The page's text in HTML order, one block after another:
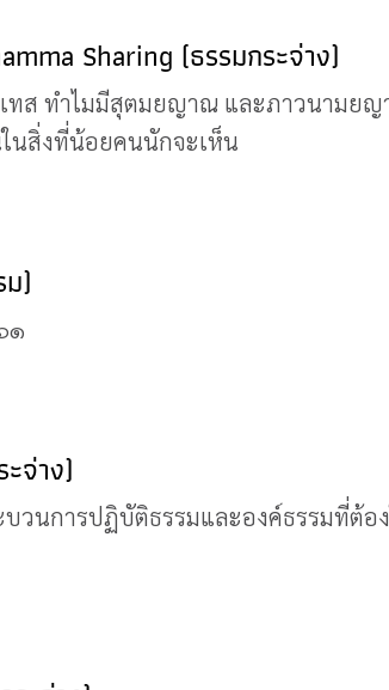
Sharing (ธรรมกระจ่าง)
ทส ทำไมมีสุตมยญาณ และภาวนามย
นสิ่งที่น้อยคนนักจะเห็น
)
๑
จ่าง)
วนการปฏิบัติธรรมและองค์ธรรมที่ต้